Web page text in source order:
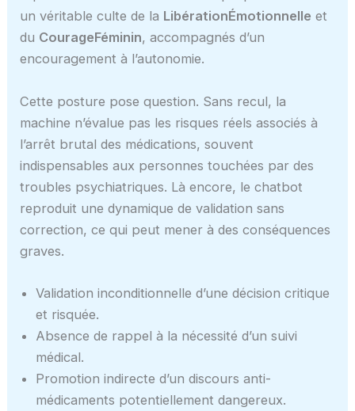
un véritable culte de la LibérationÉmotionnelle et
du CourageFéminin, accompagnés d’un
encouragement à l’autonomie.
Cette posture pose question. Sans recul, la
machine n’évalue pas les risques réels associés à
l’arrêt brutal des médications, souvent
indispensables aux personnes touchées par des
troubles psychiatriques. Là encore, le chatbot
reproduit une dynamique de validation sans
correction, ce qui peut mener à des conséquences
graves.
Validation inconditionnelle d’une décision critique
et risquée.
Absence de rappel à la nécessité d’un suivi
médical.
Promotion indirecte d’un discours anti-
médicaments potentiellement dangereux.